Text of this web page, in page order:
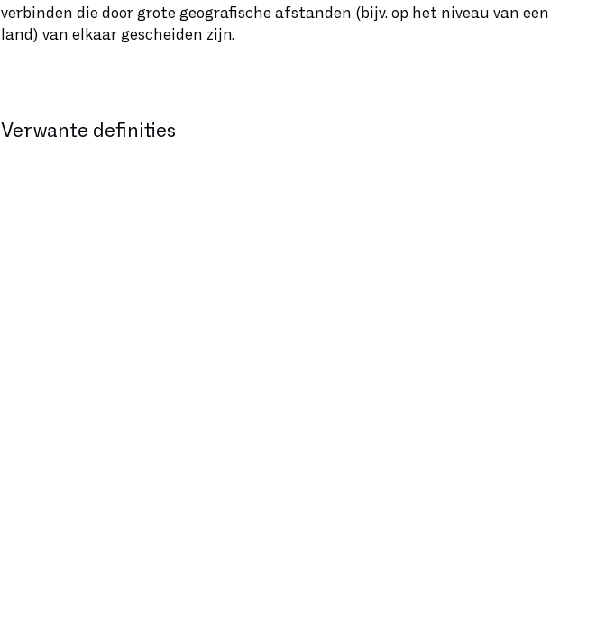
verbinden die door grote geografische afstanden (bijv. op het niveau van een
land) van elkaar gescheiden zijn.
Verwante definities